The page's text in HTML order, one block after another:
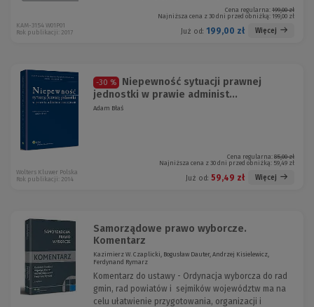
Cena regularna: 199,00 zł
Najniższa cena z 30 dni przed obniżką: 199,00 zł
Już od: 199,00 zł Więcej
KAM-3154 W01P01
Rok publikacji: 2017
-30 %
Niepewność sytuacji prawnej
jednostki w prawie administ...
Adam Błaś
Cena regularna: 85,00 zł
Najniższa cena z 30 dni przed obniżką: 59,49 zł
Już od: 59,49 zł Więcej
Wolters Kluwer Polska
Rok publikacji: 2014
Samorządowe prawo wyborcze.
Komentarz
Kazimierz W. Czaplicki, Bogusław Dauter, Andrzej Kisielewicz,
Ferdynand Rymarz
Komentarz do ustawy - Ordynacja wyborcza do rad
gmin, rad powiatów i sejmików województw ma na
celu ułatwienie przygotowania, organizacji i